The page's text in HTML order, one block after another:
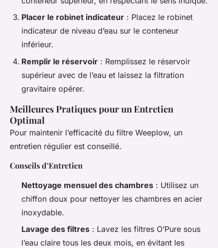
Placer le robinet indicateur : Placez le robinet
indicateur de niveau d’eau sur le conteneur
inférieur.
Remplir le réservoir : Remplissez le réservoir
supérieur avec de l’eau et laissez la filtration
gravitaire opérer.
Meilleures Pratiques pour un Entretien
Optimal
Pour maintenir l’efficacité du filtre Weeplow, un
entretien régulier est conseillé.
Conseils d’Entretien
Nettoyage mensuel des chambres : Utilisez un
chiffon doux pour nettoyer les chambres en acier
inoxydable.
Lavage des filtres : Lavez les filtres O’Pure sous
l’eau claire tous les deux mois, en évitant les